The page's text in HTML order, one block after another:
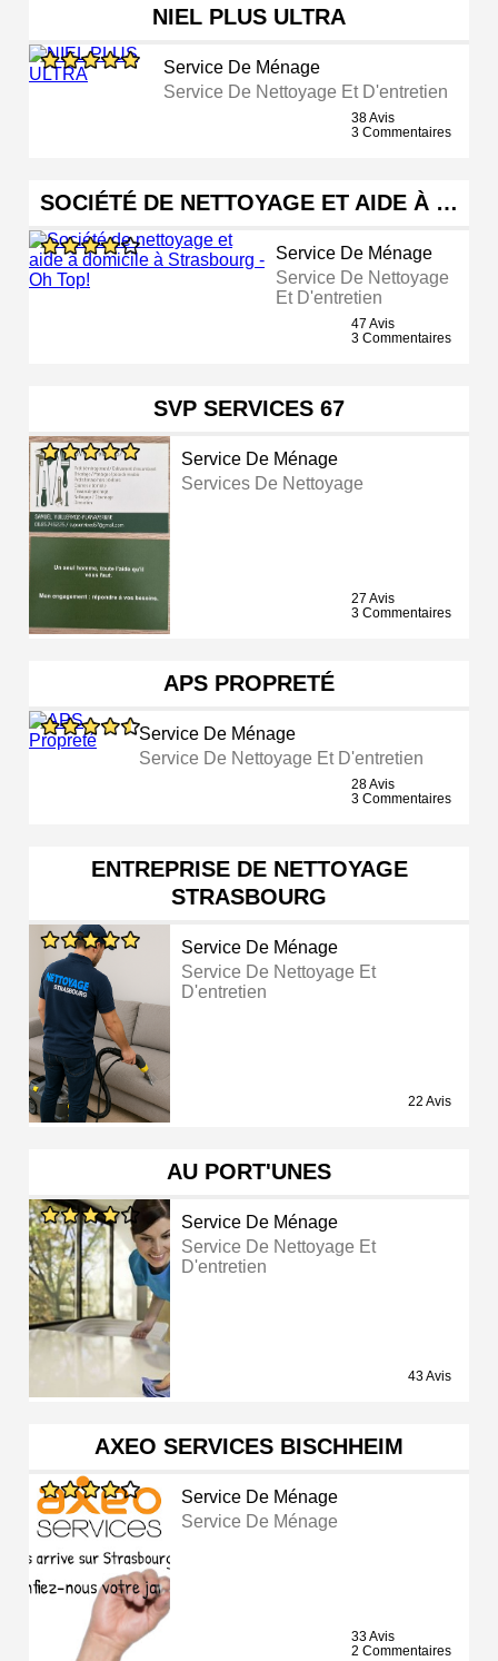
NIEL PLUS ULTRA
Service De Ménage
Service De Nettoyage Et D'entretien
38 Avis
3 Commentaires
SOCIÉTÉ DE NETTOYAGE ET AIDE À …
Service De Ménage
Service De Nettoyage
Et D'entretien
47 Avis
3 Commentaires
SVP SERVICES 67
Service De Ménage
Services De Nettoyage
27 Avis
3 Commentaires
APS PROPRETÉ
Service De Ménage
Service De Nettoyage Et D'entretien
28 Avis
3 Commentaires
ENTREPRISE DE NETTOYAGE
STRASBOURG
Service De Ménage
Service De Nettoyage Et
D'entretien
22 Avis
AU PORT'UNES
Service De Ménage
Service De Nettoyage Et
D'entretien
43 Avis
AXEO SERVICES BISCHHEIM
Service De Ménage
Service De Ménage
33 Avis
2 Commentaires